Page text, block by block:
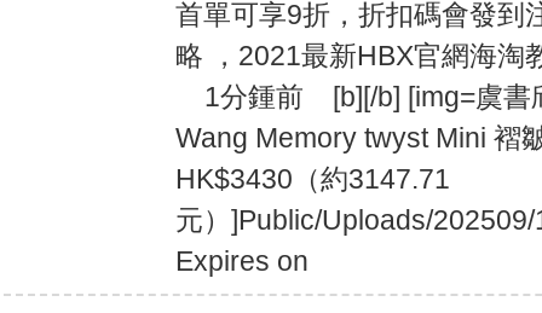
首單可享9折，折扣碼會發到
略 ，2021最新HBX官網
1分鍾前 [b][/b] [img=虞書
Wang Memory twyst Mini 褶
HK$3430（約3147.71
元）]Public/Uploads/
Expires on